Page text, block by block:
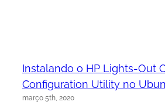
Instalando o HP Lights-Out
Configuration Utility no
março 5th, 2020